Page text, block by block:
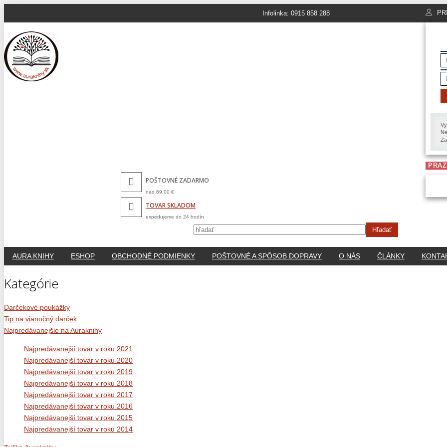
Infolinka: 0915 858 288
POŠTOVNÉ ZADARMO
nad 69,00 €
TOVAR SKLADOM
expedujeme do 24 hodín
AURA KNIHY ESHOP OBCHODNÉ PODMIENKY POŠTOVNÉ A SPÔSOB DOPRAVY O NÁS ČLÁNKY
Kategórie
Darčekové poukážky
Tip na vianočný darček
Najpredávanejšie na Auraknihy
Najpredávanejší tovar v roku 2021
Najpredávanejší tovar v roku 2020
Najpredávanejší tovar v roku 2019
Najpredávanejší tovar v roku 2018
Najpredávanejší tovar v roku 2017
Najpredávanejší tovar v roku 2016
Najpredávanejší tovar v roku 2015
Najpredávanejší tovar v roku 2014